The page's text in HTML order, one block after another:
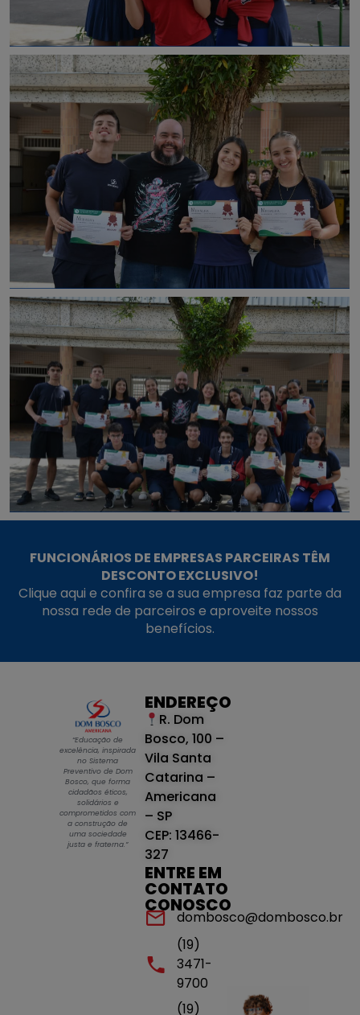
FUNCIONÁRIOS DE EMPRESAS PARCEIRAS TÊM
DESCONTO EXCLUSIVO!
Clique aqui e confira se a sua empresa faz parte da
nossa rede de parceiros e aproveite nossos
benefícios.
“Educação de
excelência, inspirada
no Sistema
Preventivo de Dom
Bosco, que forma
cidadãos éticos,
solidários e
comprometidos com
a construção de
uma sociedade
justa e fraterna.”
ENDEREÇO
R. Dom
Bosco, 100 –
Vila Santa
Catarina –
Americana
– SP
CEP: 13466-
327
ENTRE EM
CONTATO
CONOSCO
dombosco@dombosco.br
(19)
3471-
9700
(19)